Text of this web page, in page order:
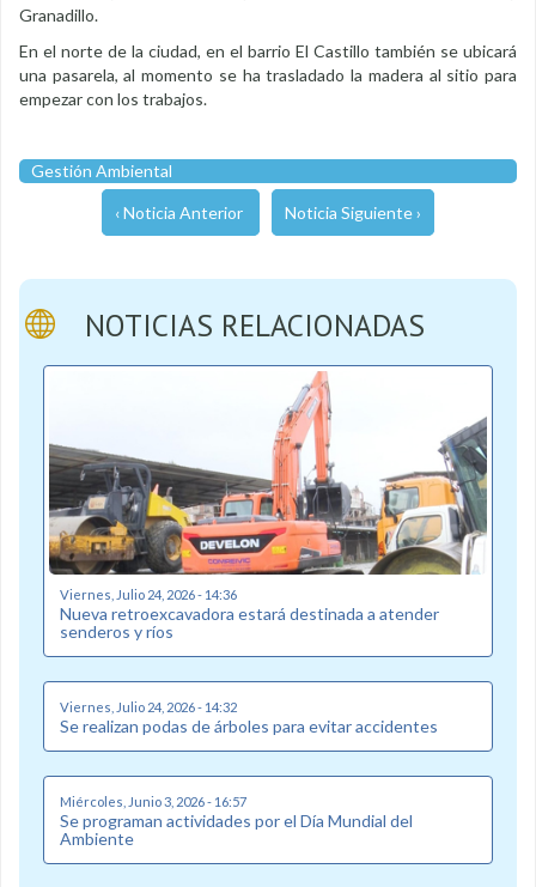
Granadillo.
En el norte de la ciudad, en el barrio El Castillo también se ubicará
una pasarela, al momento se ha trasladado la madera al sitio para
empezar con los trabajos.
Gestión Ambiental
‹ Noticia Anterior Noticia Siguiente ›
NOTICIAS RELACIONADAS
Viernes, Julio 24, 2026 - 14:36
Nueva retroexcavadora estará destinada a atender
senderos y ríos
Viernes, Julio 24, 2026 - 14:32
Se realizan podas de árboles para evitar accidentes
Miércoles, Junio 3, 2026 - 16:57
Se programan actividades por el Día Mundial del
Ambiente